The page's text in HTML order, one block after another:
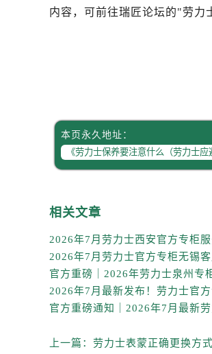
黑龙江省大庆市
黑龙江省黑河市
黑龙江省鸡西市
黑龙江省佳木斯
黑龙江省齐齐哈
黑龙江省双鸭山
吉林省白山市浑
吉林省吉林市船
吉林省辽源市龙
吉林省梅河口市
吉林省松原市宁
内容，可前往瑞匠论坛的"劳力
本页永久地址：
相关文章
上一篇： 劳力士表蒙正确更换方